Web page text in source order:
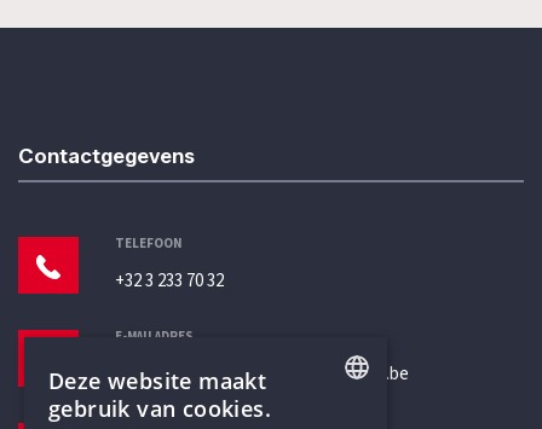
Contactgegevens
TELEFOON
+32 3 233 70 32
E-MAILADRES
secretariaat@humanistischverbond.be
Deze website maakt
gebruik van cookies.